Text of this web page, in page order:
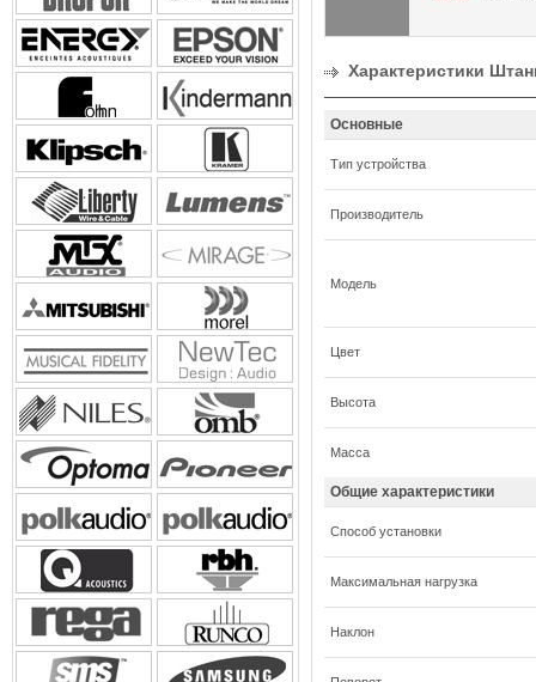
Характеристики
Основные
Тип устройства
Производитель
Модель
Цвет
Высота
Масса
Общие характеристики
Способ установки
Максимальная нагрузка
Наклон